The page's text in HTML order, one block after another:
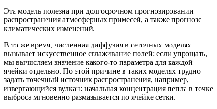
Эта модель полезна при долгосрочном прогнозировании
распространения атмосферных примесей, а также прогнозе
климатических изменений.
В то же время, численная диффузия в сеточных моделях
вызывает искусственное сглаживание полей: если упрощать,
мы вычисляем значение какого‑то параметра для каждой
ячейки отдельно. По этой причине в таких моделях трудно
задать точечный источник распространения, например,
извергающийся вулкан: начальная концентрация пепла в точке
выброса мгновенно размазывается по ячейке сетки.